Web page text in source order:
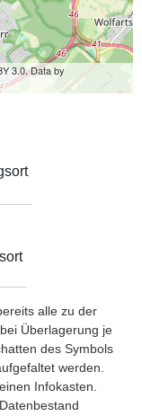
3.0. Data by
alle zu der
Überlagerung je
des Symbols
werden.
Infokasten.